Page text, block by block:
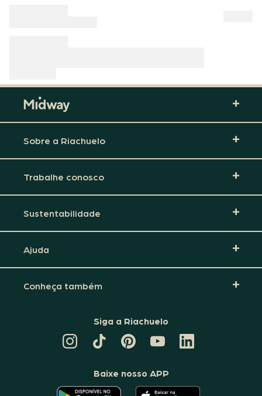
Sobre a Riachuelo
Trabalhe conosco
Sustentabilidade
Ajuda
Conheça também
Siga a Riachuelo
TIKTOK
DA
PINTEREST
DA
CANAL
DA
RIACHUELO
LINKEDIN
DA
Baixe nosso APP
O O